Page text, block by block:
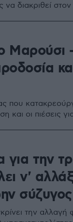
να διακριθεί στον
Μαρούσι
που
και οι πιέσεις
για την
ν'
σύζυγος
την αλλαγή